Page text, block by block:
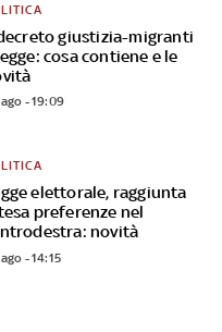
giustizia-migranti
cosa contiene e le
- 19:09
elettorale, raggiunta
preferenze nel
novità
- 14:15